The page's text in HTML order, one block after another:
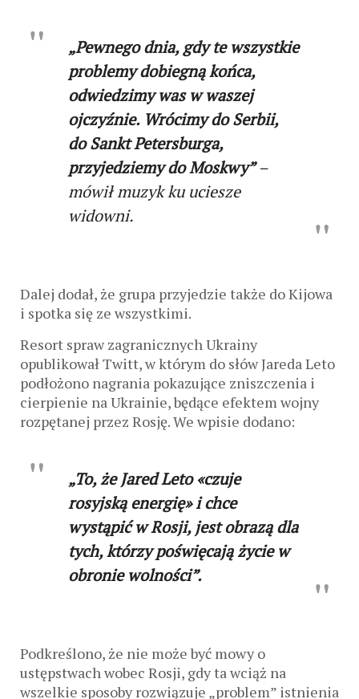
„Pewnego dnia, gdy te wszystkie
problemy dobiegną końca,
odwiedzimy was w waszej
ojczyźnie. Wrócimy do Serbii,
do Sankt Petersburga,
przyjedziemy do Moskwy”–
mówił muzyk ku uciesze
widowni.
Dalej dodał, że grupa przyjedzie także do Kijowa
i spotka się ze wszystkimi.
Resort spraw zagranicznych Ukrainy
opublikował Twitt, w którym do słów Jareda Leto
podłożono nagrania pokazujące zniszczenia i
cierpienie na Ukrainie, będące efektem wojny
rozpętanej przez Rosję. We wpisie dodano:
„To, że Jared Leto «czuje
rosyjską energię» i chce
wystąpić w Rosji, jest obrazą dla
tych, którzy poświęcają życie w
obronie wolności”.
Podkreślono, że nie może być mowy o
ustępstwach wobec Rosji, gdy ta wciąż na
wszelkie sposoby rozwiązuje „problem” istnienia